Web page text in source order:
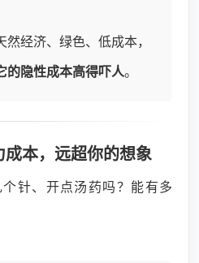
经济、绿色、低成本，
的隐性成本高得吓人。
本，远超你的想象
针、开点汤药吗？能有多